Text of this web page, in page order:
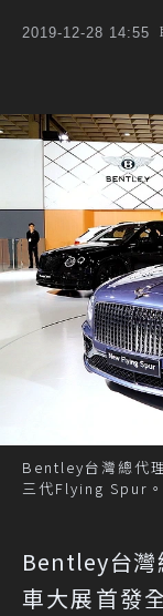
2019-12-28 14:55
Bentley台灣總代
三代Flying Spur
Bentley台灣
車大展首發